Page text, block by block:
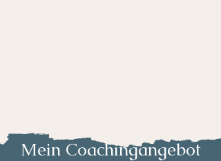
Mein Coachingangebot